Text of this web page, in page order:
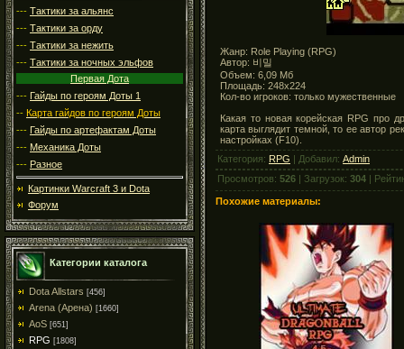
--- Тактики за альянс
--- Тактики за орду
--- Тактики за нежить
--- Тактики за ночных эльфов
Первая Дота
--- Гайды по героям Доты 1
-- Карта гайдов по героям Доты
--- Гайды по артефактам Доты
--- Механика Доты
--- Разное
Картинки Warcraft 3 и Dota
Форум
Категории каталога
Dota Allstars [456]
Arena (Арена) [1660]
AoS [651]
RPG [1808]
Жанр: Role Playing (RPG)
Автор: 비밀
Объем: 6,09 Мб
Площадь: 248x224
Кол-во игроков: только мужественные
Какая то новая корейская RPG про
карта выглядит темной, то ее автор
настройках (F10).
Категория: RPG | Добавил: Admin
Просмотров: 526 | Загрузок: 304 |
Похожие материалы: